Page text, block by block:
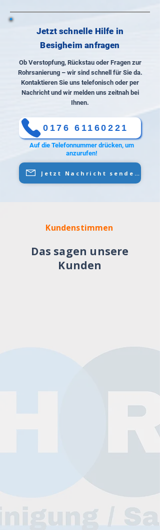
Jetzt schnelle Hilfe in
Besigheim anfragen
Ob Verstopfung, Rückstau oder Fragen zur
Rohrsanierung – wir sind schnell für Sie da.
Kontaktieren Sie uns telefonisch oder per
Nachricht und wir melden uns zeitnah bei
Ihnen.
0176 61160221
Auf die Telefonnummer drücken, um
anzurufen!
Jetzt Nachricht senden
Das sagen unsere
Kunden
Kundenstimmen